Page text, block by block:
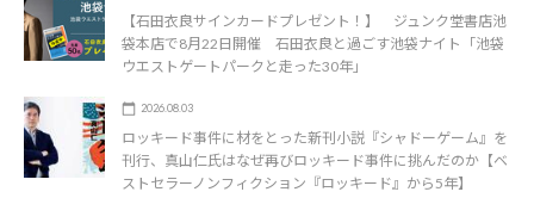
【石田衣良サインカードプレゼント！】 ジュンク堂書店池
袋本店で8月22日開催 石田衣良と過ごす池袋ナイト「池袋
ウエストゲートパークと走った30年」
2026.08.03
ロッキード事件に材をとった新刊小説『シャドーゲーム』を
刊行、真山仁氏はなぜ再びロッキード事件に挑んだのか【ベ
ストセラーノンフィクション『ロッキード』から5年】